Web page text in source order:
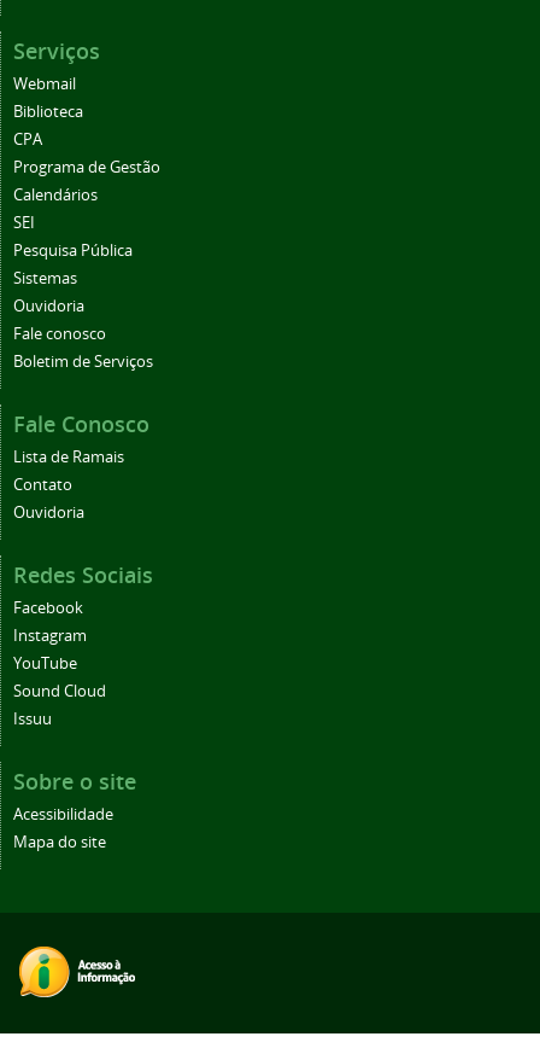
Serviços
Webmail
Biblioteca
CPA
Programa de Gestão
Calendários
SEI
Pesquisa Pública
Sistemas
Ouvidoria
Fale conosco
Boletim de Serviços
Fale Conosco
Lista de Ramais
Contato
Ouvidoria
Redes Sociais
Facebook
Instagram
YouTube
Sound Cloud
Issuu
Sobre o site
Acessibilidade
Mapa do site